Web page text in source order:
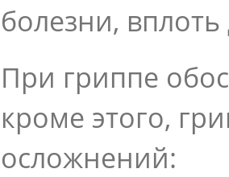
олезни, вплоть
При гриппе
кроме этого,
осложнений: